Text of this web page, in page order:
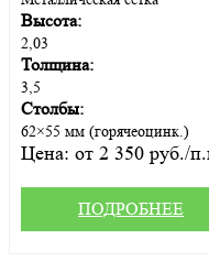
Высота:
2,03
Толщина:
3,5
Столбы:
62×55 мм (горячеоцинк.)
Цена: от 2 350 руб./
ПОДРОБНЕЕ